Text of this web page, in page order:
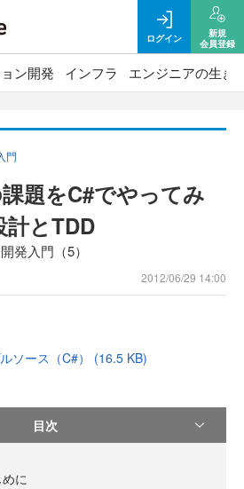
ログイン
新規
会員登録
ン開発 インフラ エンジニアの生き
門
題をC#でやってみ
計とTDD
発入門（5）
2012/06/29 14:00
ソース（C#） (16.5 KB)
目次
に